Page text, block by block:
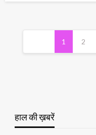
Posts
pagination
1 2
हाल की ख़बरें